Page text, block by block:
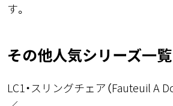
す。
その他人気シリーズ一覧
LC1・スリングチェア（Fauteuil A